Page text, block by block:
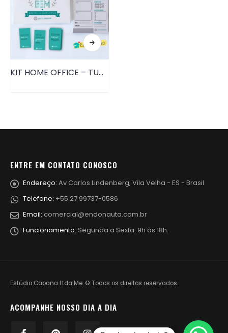
KIT HOME OFFICE – TUDO VAI FICAR BEM • PRD002
ENTRE EM CONTATO CONOSCO
Endereço: Av Carlos Lindenberg, Vila Velha - ES - Brasil
Telefone: +55 27 99737-0586
Email: comercial@endonauta.com.br
Funcionamento: Segunda a Sexta: 9h às 18h.
Estúdio Cabana Ltda Me. © Todos os direitos reservados.
ACOMPANHE NOSSO DIA A DIA